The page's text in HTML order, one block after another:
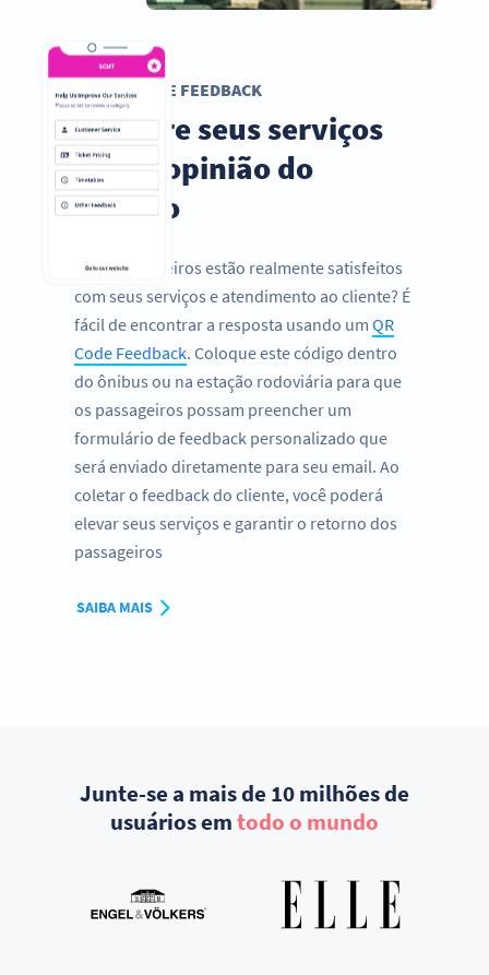
QR CODE FEEDBACK
Melhore seus serviços
com a opinião do
público
Seus passageiros estão realmente satisfeitos
com seus serviços e atendimento ao cliente? É
fácil de encontrar a resposta usando um QR
Code Feedback. Coloque este código dentro
do ônibus ou na estação rodoviária para que
os passageiros possam preencher um
formulário de feedback personalizado que
será enviado diretamente para seu email. Ao
coletar o feedback do cliente, você poderá
elevar seus serviços e garantir o retorno dos
passageiros
SAIBA MAIS
Junte-se a mais de 10 milhões de
usuários emtodo o mundo